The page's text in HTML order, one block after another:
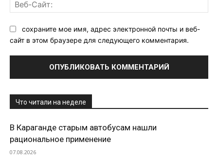
сохраните мое имя, адрес электронной почты и веб-
сайт в этом браузере для следующего комментария.
Что читали на неделе
В Караганде старым автобусам нашли
рациональное применение
07.08.2026